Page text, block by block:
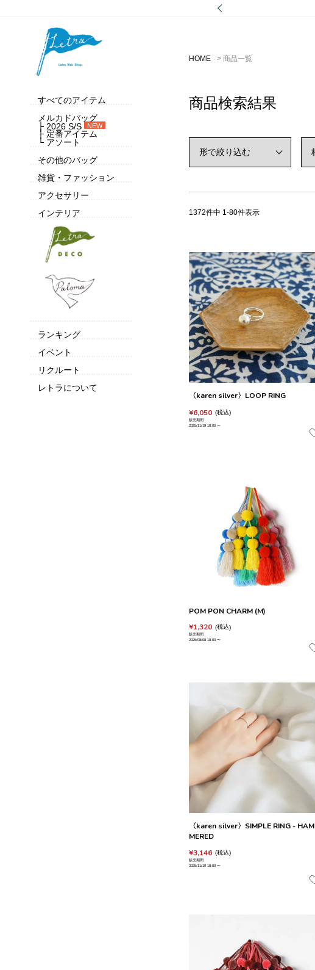
すべてのアイテム
メルカドバッグ
├ 2026 S/S
NEW
├ 定番アイテム
└ アソート
その他のバッグ
雑貨・ファッション
アクセサリー
インテリア
ランキング
イベント
リクルート
レトラについて
HOME 商品一覧
商品検索結果
1372件中 1 -80件表示
〈karen silver〉LOOP RING
¥6,050 税込
販売期間
2025/11/19 18:00 〜
POM PON CHARM (M)
¥1,320 税込
販売期間
2025/08/08 18:00 〜
〈karen silver〉SIMPLE RING - HAM
MERED
¥3,146 税込
販売期間
2025/11/19 18:00 〜